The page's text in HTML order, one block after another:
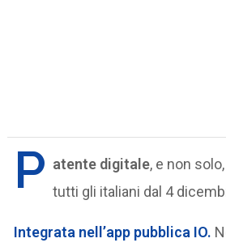
P atente digitale, e non
tutti gli italiani dal 4
Integrata nell’app pubblica IO.